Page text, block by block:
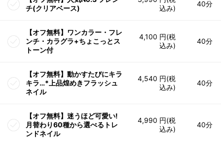
チ(クリアベース)
込み)
40分
【オフ無料】ワンカラー・フレ
ンチ・カラグラ+ちょこっとス
トーン付
4,100 円(税
込み)
40分
【オフ無料】動かすたびにキラ
キラ…*上品煌めきフラッシュ
ネイル
4,540 円(税
込み)
40分
【オフ無料】迷うほど可愛い!
月替わり60種から選べるトレ
ンドネイル
4,990 円(税
込み)
40分